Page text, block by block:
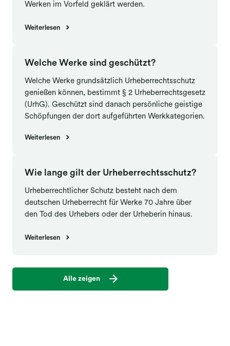
Werken im Vorfeld geklärt werden.
Weiterlesen
Welche Werke sind geschützt?
Welche Werke grundsätzlich Urheberrechtsschutz
genießen können, bestimmt § 2 Urheberrechtsgesetz
(UrhG). Geschützt sind danach persönliche geistige
Schöpfungen der dort aufgeführten Werkkategorien.
Weiterlesen
Wie lange gilt der Urheberrechtsschutz?
Urheberrechtlicher Schutz besteht nach dem
deutschen Urheberrecht für Werke 70 Jahre über
den Tod des Urhebers oder der Urheberin hinaus.
Weiterlesen
Alle zeigen